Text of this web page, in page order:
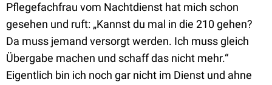
Pflegefachfrau vom Nachtdienst hat mich schon
gesehen und ruft: „Kannst du mal in die 210 gehen?
Da muss jemand versorgt werden. Ich muss gleich
Übergabe machen und schaff das nicht mehr.“
Eigentlich bin ich noch gar nicht im Dienst und ahne